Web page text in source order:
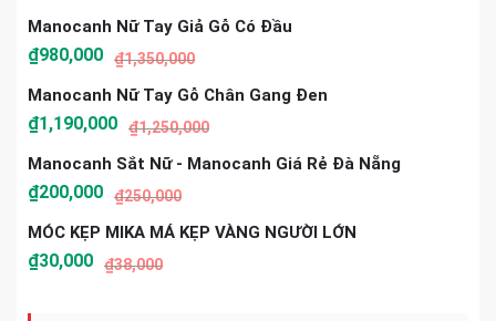
Manocanh Nữ Tay Giả Gỗ Có Đầu
₫1,350,000
₫980,000
Manocanh Nữ Tay Gỗ Chân Gang Đen
₫1,250,000
₫1,190,000
Manocanh Sắt Nữ - Manocanh Giá Rẻ Đà Nẵng
₫250,000
₫200,000
MÓC KẸP MIKA MÁ KẸP VÀNG NGƯỜI LỚN
₫38,000
₫30,000